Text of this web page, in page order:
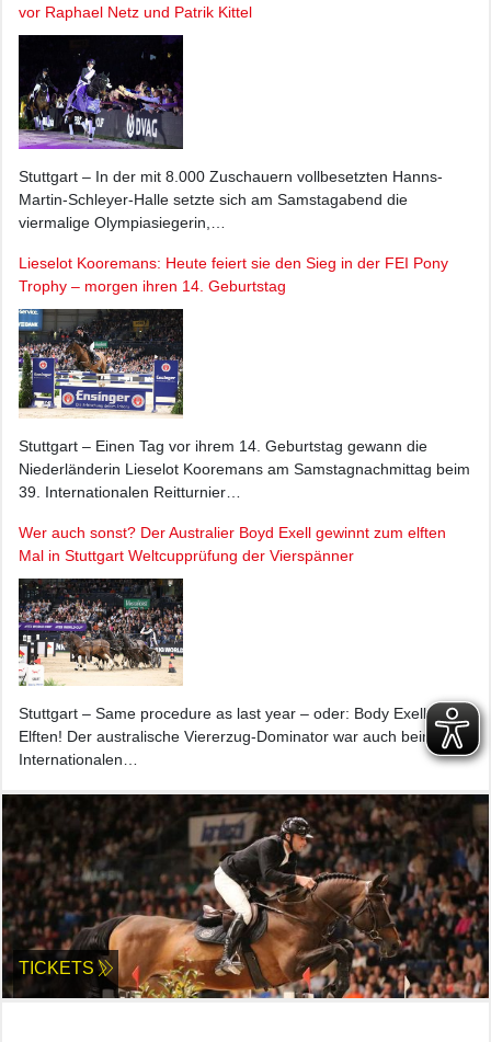
vor Raphael Netz und Patrik Kittel
Stuttgart – In der mit 8.000 Zuschauern vollbesetzten Hanns-
Martin-Schleyer-Halle setzte sich am Samstagabend die
viermalige Olympiasiegerin,…
Lieselot Kooremans: Heute feiert sie den Sieg in der FEI Pony
Trophy – morgen ihren 14. Geburtstag
Stuttgart – Einen Tag vor ihrem 14. Geburtstag gewann die
Niederländerin Lieselot Kooremans am Samstagnachmittag beim
39. Internationalen Reitturnier…
Wer auch sonst? Der Australier Boyd Exell gewinnt zum elften
Mal in Stuttgart Weltcupprüfung der Vierspänner
Stuttgart – Same procedure as last year – oder: Body Exell zum
Elften! Der australische Viererzug-Dominator war auch beim 39.
Internationalen…
TICKETS